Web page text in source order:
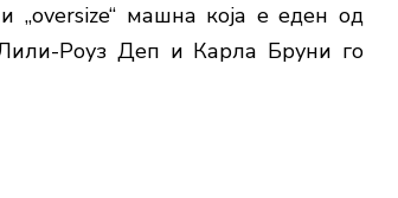
машна која е еден од
Лили-Роуз Деп и Карла Бруни го